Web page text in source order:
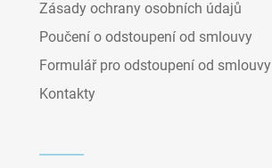
Zásady ochrany osobních údajů
Poučení o odstoupení od smlouvy
Formulář pro odstoupení od smlouvy
Kontakty